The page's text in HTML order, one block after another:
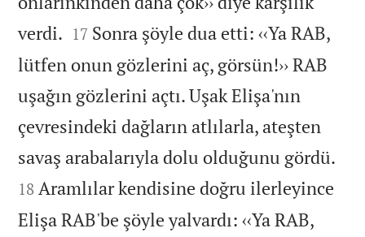
verdi. 

17 Sonra şöyle dua etti: ‹‹Ya RAB,
lütfen onun gözlerini aç, görsün!›› RAB
uşağın gözlerini açtı. Uşak Elişa'nın
çevresindeki dağların atlılarla, ateşten
savaş arabalarıyla dolu olduğunu gördü.
18 Aramlılar kendisine doğru ilerleyince
Elişa RAB'be şöyle yalvardı: ‹‹Ya RAB,